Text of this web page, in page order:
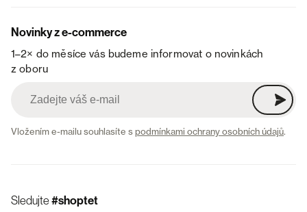
Novinky z e-commerce
1–2× do měsíce vás budeme informovat o novinkách
z oboru
Vložením e-mailu souhlasíte spodmínkami ochrany osobních údajů.
Sledujte#shoptet